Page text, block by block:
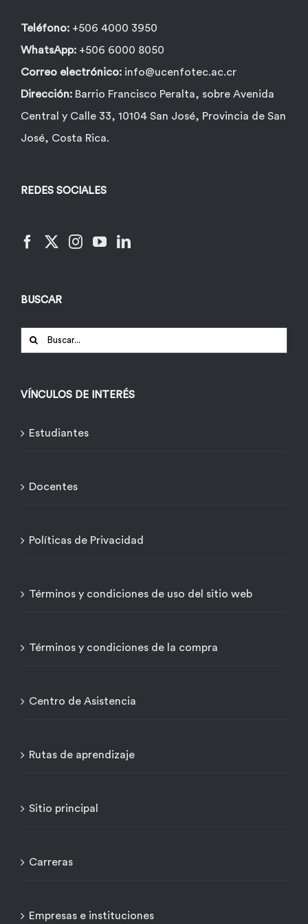
de
producto
Teléfono: +506 4000 3950
WhatsApp: +506 6000 8050
Correo electrónico: info@ucenfotec.ac.cr
Dirección: Barrio Francisco Peralta, sobre Avenida
Central y Calle 33, 10104 San José, Provincia de San
José, Costa Rica.
REDES SOCIALES
BUSCAR
Buscar:
VÍNCULOS DE INTERÉS
Estudiantes
Docentes
Políticas de Privacidad
Términos y condiciones de uso del sitio web
Términos y condiciones de la compra
Centro de Asistencia
Rutas de aprendizaje
Sitio principal
Carreras
Empresas e instituciones